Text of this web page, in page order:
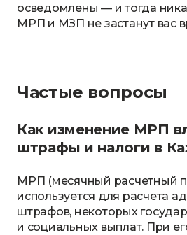
осведомлены — и тогда
МРП и МЗП не застанут вас
Частые вопросы
Как изменение МРП
штрафы и налоги в
МРП (месячный расчетный
используется для расчета
штрафов, некоторых
и социальных выплат. При